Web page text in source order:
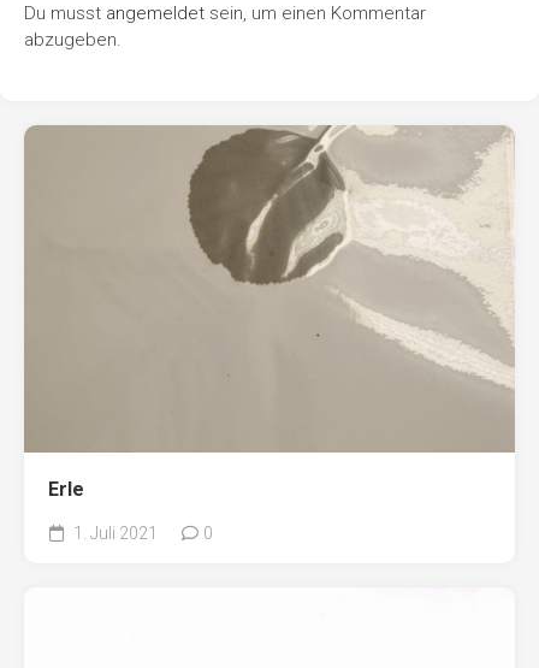
Du musst angemeldet sein, um einen Kommentar
abzugeben.
Erle
1. Juli 2021 0